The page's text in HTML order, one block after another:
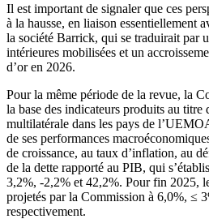
Il est important de signaler que ces
à la hausse, en liaison essentiellement
la société Barrick, qui se traduirait par
intérieures mobilisées et un
d’or en 2026.
Pour la même période de la revue, la
la base des indicateurs produits au titre
multilatérale dans les pays de
de ses performances
de croissance, au taux d’inflation, au
de la dette rapporté au PIB, qui
3,2%, -2,2% et 42,2%. Pour fin 2025,
projetés par la Commission à 6,0%, ≤
respectivement.